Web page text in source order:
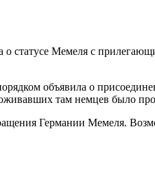
статусе Мемеля с
объявила о
там немцев было
Германии Мемеля.